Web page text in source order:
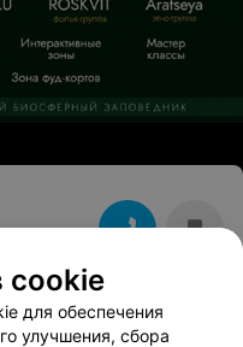
,Кабриолет
cookie
для обеспечения
улучшения, сбора